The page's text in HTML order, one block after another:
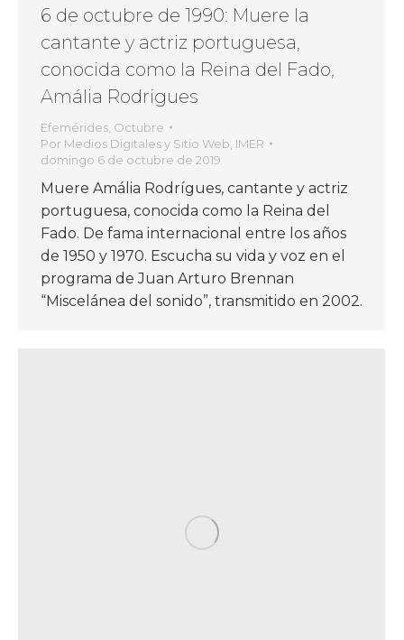
6 de octubre de 1990: Muere la
cantante y actriz portuguesa,
conocida como la Reina del Fado,
Amália Rodrigues
Efemérides Octubre
Por Medios Digitales y Sitio Web, IMER
domingo 6 de octubre de 2019
Muere Amália Rodrígues, cantante y actriz
portuguesa, conocida como la Reina del
Fado. De fama internacional entre los años
de 1950 y 1970. Escucha su vida y voz en el
programa de Juan Arturo Brennan
“Miscelánea del sonido”, transmitido en 2002.